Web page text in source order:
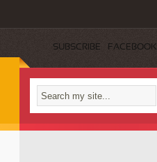
SUBSCRIBE FACEBOOK